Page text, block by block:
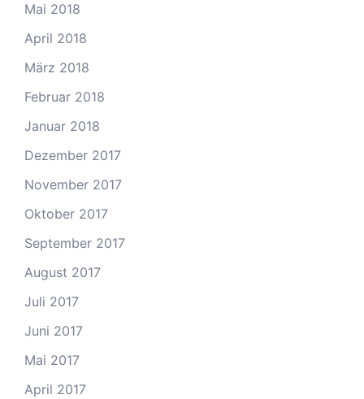
Mai 2018
April 2018
März 2018
Februar 2018
Januar 2018
Dezember 2017
November 2017
Oktober 2017
September 2017
August 2017
Juli 2017
Juni 2017
Mai 2017
April 2017